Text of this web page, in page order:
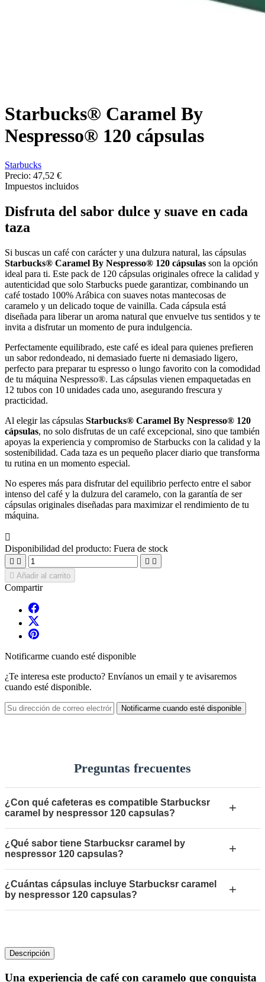
Starbucks® Caramel By
Nespresso® 120 cápsulas
Starbucks
Precio: 47,52 €
Impuestos incluidos
Disfruta del sabor dulce y suave en cada
taza
Si buscas un café con carácter y una dulzura natural, las cápsulas
Starbucks® Caramel By Nespresso® 120 cápsulas son la opción
ideal para ti. Este pack de 120 cápsulas originales ofrece la calidad y
autenticidad que solo Starbucks puede garantizar, combinando un
café tostado 100% Arábica con suaves notas mantecosas de
caramelo y un delicado toque de vainilla. Cada cápsula está
diseñada para liberar un aroma natural que envuelve tus sentidos y te
invita a disfrutar un momento de pura indulgencia.
Perfectamente equilibrado, este café es ideal para quienes prefieren
un sabor redondeado, ni demasiado fuerte ni demasiado ligero,
perfecto para preparar tu espresso o lungo favorito con la comodidad
de tu máquina Nespresso®. Las cápsulas vienen empaquetadas en
12 tubos con 10 unidades cada uno, asegurando frescura y
practicidad.
Al elegir las cápsulas Starbucks® Caramel By Nespresso® 120
cápsulas, no solo disfrutas de un café excepcional, sino que también
apoyas la experiencia y compromiso de Starbucks con la calidad y la
sostenibilidad. Cada taza es un pequeño placer diario que transforma
tu rutina en un momento especial.
No esperes más para disfrutar del equilibrio perfecto entre el sabor
intenso del café y la dulzura del caramelo, con la garantía de ser
cápsulas originales diseñadas para maximizar el rendimiento de tu
máquina.

Disponibilidad del producto: Fuera de stock
   
 Añadir al carrito
Compartir
Notificarme cuando esté disponible
¿Te interesa este producto? Envíanos un email y te avisaremos
cuando esté disponible.
Notificarme cuando esté disponible
Preguntas frecuentes
¿Con qué cafeteras es compatible Starbucksr
caramel by nespressor 120 capsulas?
+
¿Qué sabor tiene Starbucksr caramel by
nespressor 120 capsulas?
+
¿Cuántas cápsulas incluye Starbucksr caramel
by nespressor 120 capsulas?
+
Descripción
Una experiencia de café con caramelo que conquista